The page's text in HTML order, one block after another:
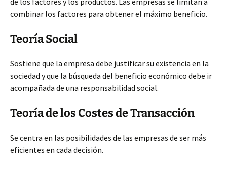
combinar los factores para obtener el máximo beneficio.
Teoría Social
Sostiene que la empresa debe justificar su existencia en la
sociedad y que la búsqueda del beneficio económico debe ir
acompañada de una responsabilidad social.
Teoría de los Costes de Transacción
Se centra en las posibilidades de las empresas de ser más
eficientes en cada decisión.